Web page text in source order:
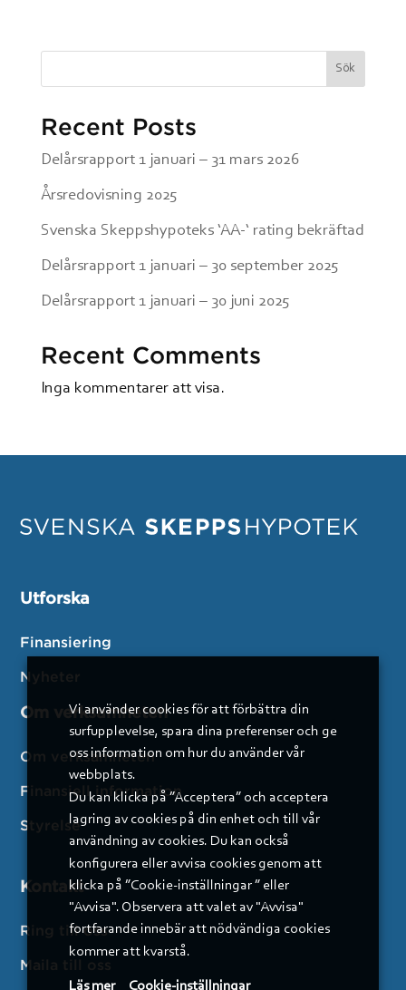
Sök
Recent Posts
Delårsrapport 1 januari – 31 mars 2026
Årsredovisning 2025
Svenska Skeppshypoteks ‘AA-‘ rating bekräftad
Delårsrapport 1 januari – 30 september 2025
Delårsrapport 1 januari – 30 juni 2025
Recent Comments
Inga kommentarer att visa.
Utforska
Finansiering
Nyheter
Om verksamheten
Om verksamheten
Finansiell information
Styrelse
Kontakt
Ring till oss
Maila till oss
Vi använder cookies för att förbättra din
surfupplevelse, spara dina preferenser och ge
oss information om hur du använder vår
webbplats.
Du kan klicka på ”Acceptera” och acceptera
lagring av cookies på din enhet och till vår
användning av cookies. Du kan också
konfigurera eller avvisa cookies genom att
klicka på ”Cookie-inställningar ” eller
"Avvisa". Observera att valet av "Avvisa"
fortfarande innebär att nödvändiga cookies
kommer att kvarstå.
Läs mer Cookie-inställningar